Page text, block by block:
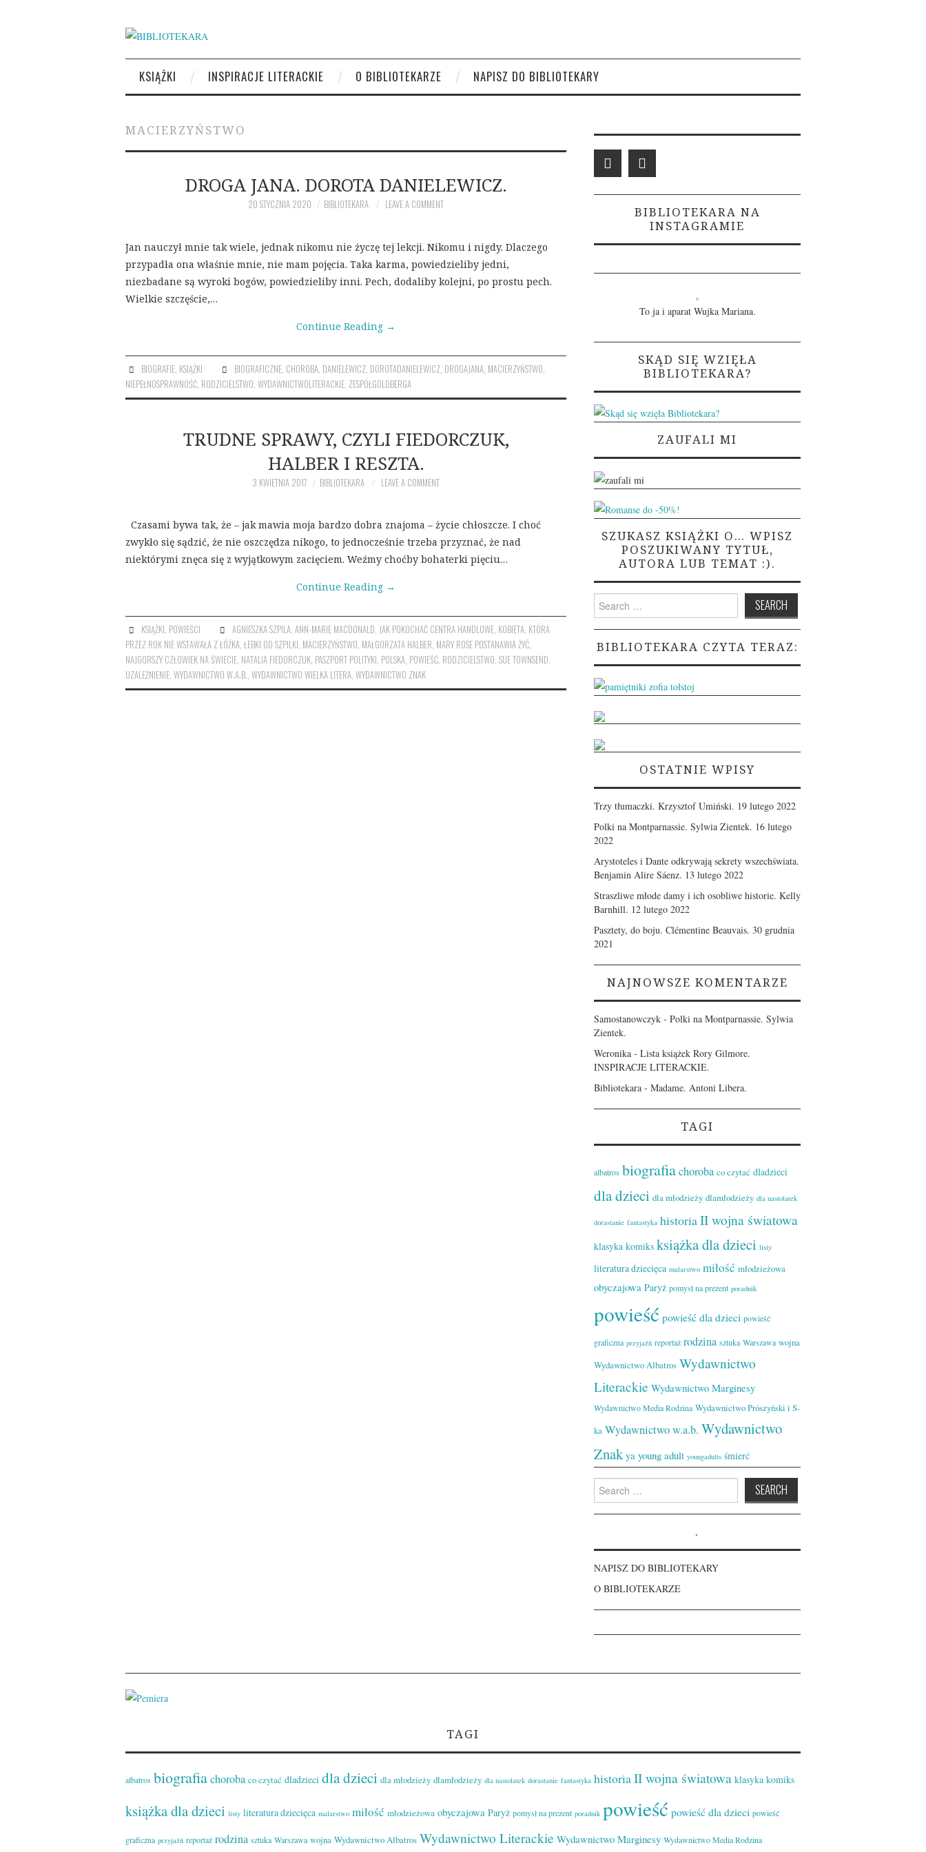
KSIĄŻKI INSPIRACJE LITERACKIE O BIBLIOTEKARZE NAPISZ DO BIBLIOTEKARY
MACIERZYŃSTWO
DROGA JANA. DOROTA DANIELEWICZ.
20 STYCZNIA 2020 BIBLIOTEKARA LEAVE A COMMENT
Jan nauczył mnie tak wiele, jednak nikomu nie życzę tej lekcji. Nikomu i nigdy. Dlaczego
przypadła ona właśnie mnie, nie mam pojęcia. Taka karma, powiedzieliby jedni,
niezbadane są wyroki bogów, powiedzieliby inni. Pech, dodaliby kolejni, po prostu pech.
Wielkie szczęście,…
Continue Reading →
BIOGRAFIE KSIĄŻKI BIOGRAFICZNE CHOROBA DANIELEWICZ DOROTADANIELEWICZ DROGAJANA MACIERZYŃSTWO
NIEPEŁNOSPRAWNOŚĆ RODZICIELSTWO WYDAWNICTWOLITERACKIE ZESPÓŁGOLDBERGA
TRUDNE SPRAWY, CZYLI FIEDORCZUK,
HALBER I RESZTA.
3 KWIETNIA 2017 BIBLIOTEKARA LEAVE A COMMENT
Czasami bywa tak, że – jak mawia moja bardzo dobra znajoma – życie chłoszcze. I choć
zwykło się sądzić, że nie oszczędza nikogo, to jednocześnie trzeba przyznać, że nad
niektórymi znęca się z wyjątkowym zacięciem. Weźmy choćby bohaterki pięciu…
Continue Reading →
KSIĄŻKI, POWIEŚCI AGNIESZKA SZPILA,ANN-MARIE MACDONALD, JAK POKOCHAĆ CENTRA HANDLOWE, KOBIETA, KTÓRA
PRZEZ ROK NIE WSTAWAŁA Z ŁÓŻKA, ŁEBKI OD SZPILKI, MACIERZYŃSTWO, MAŁGORZATA HALBER, MARY ROSE POSTANAWIA ŻYĆ,
NAJGORSZY CZŁOWIEK NA ŚWIECIE, NATALIA FIEDORCZUK, PASZPORT POLITYKI, POLSKA, POWIEŚĆ, RODZICIELSTWO, SUE TOWNSEND,
UZALEŻNIENIE, WYDAWNICTWO W.A.B., WYDAWNICTWO WIELKA LITERA, WYDAWNICTWO ZNAK
BIBLIOTEKARA NA
INSTAGRAMIE
To ja i aparat Wujka Mariana.
SKĄD SIĘ WZIĘŁA
BIBLIOTEKARA?
ZAUFALI MI
SZUKASZ KSIĄŻKI O… WPISZ
POSZUKIWANY TYTUŁ,
AUTORA LUB TEMAT :).
Search
for:
BIBLIOTEKARA CZYTA TERAZ:
OSTATNIE WPISY
Trzy tłumaczki. Krzysztof Umiński. 19 lutego 2022
Polki na Montparnassie. Sylwia Zientek. 16 lutego
2022
Arystoteles i Dante odkrywają sekrety wszechświata.
Benjamin Alire Sáenz. 13 lutego 2022
Straszliwe młode damy i ich osobliwe historie. Kelly
Barnhill. 12 lutego 2022
Pasztety, do boju. Clémentine Beauvais. 30 grudnia
2021
NAJNOWSZE KOMENTARZE
Samostanowczyk - Polki na Montparnassie. Sylwia
Zientek.
Weronika - Lista książek Rory Gilmore.
INSPIRACJE LITERACKIE.
Bibliotekara - Madame. Antoni Libera.
TAGI
albatros biografiachoroba co czytać dladzieci
dla dzieci dla młodzieży dlamłodzieży dla nastolatek
dorastanie fantastyka historiaII wojna światowa
klasyka komiks książka dla dzieci listy
literatura dziecięca malarstwo miłość młodzieżowa
obyczajowa Paryż pomysł na prezent poradnik
powieść powieść dla dzieci powieść
graficzna przyjaźń reportaż rodzina sztuka Warszawa wojna
Wydawnictwo Albatros Wydawnictwo
Literackie Wydawnictwo Marginesy
Wydawnictwo Media Rodzina Wydawnictwo Prószyński i S-
ka Wydawnictwo w.a.b. Wydawnictwo
Znak ya young adult youngadults śmierć
Search
for:
.
NAPISZ DO BIBLIOTEKARY
O BIBLIOTEKARZE
TAGI
albatros biografiachoroba co czytać dladzieci dla dzieci dla młodzieży dlamłodzieży dla nastolatek dorastanie fantastyka historiaII wojna światowa klasyka komiks
książka dla dzieci listy literatura dziecięca malarstwo miłość młodzieżowa obyczajowa Paryż pomysł na prezent poradnik powieść powieść dla dzieci powieść
graficzna przyjaźń reportaż rodzina sztuka Warszawa wojna Wydawnictwo Albatros Wydawnictwo Literackie Wydawnictwo Marginesy Wydawnictwo Media Rodzina